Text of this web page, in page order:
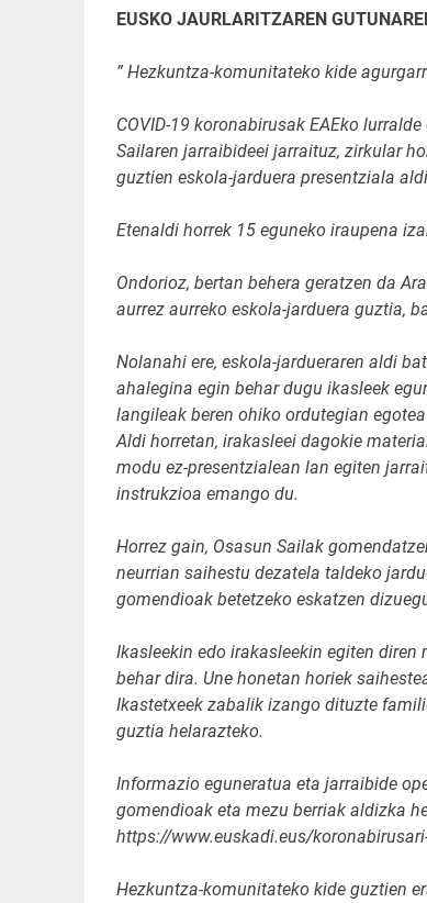
EUSKO JAURLARITZAREN
” Hezkuntza-komunitateko kide
COVID-19 koronabirusak EAEko
Sailaren jarraibideei jarraituz, zirkular
guztien eskola-jarduera presentziala
Etenaldi horrek 15 eguneko iraupena
Ondorioz, bertan behera geratzen da
aurrez aurreko eskola-jarduera guztia,
Nolanahi ere, eskola-jardueraren aldi
ahalegina egin behar dugu ikasleek
langileak beren ohiko ordutegian
Aldi horretan, irakasleei dagokie
modu ez-presentzialean lan egiten
instrukzioa emango du.
Horrez gain, Osasun Sailak
neurrian saihestu dezatela taldeko
gomendioak betetzeko eskatzen
Ikasleekin edo irakasleekin egiten
behar dira. Une honetan horiek
Ikastetxeek zabalik izango dituzte
guztia helarazteko.
Informazio eguneratua eta jarraibide
gomendioak eta mezu berriak aldizka
https://www.euskadi.eus/
Hezkuntza-komunitateko kide guztien